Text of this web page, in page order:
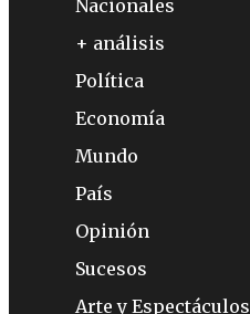
Nacionales
+ análisis
Política
Economía
Mundo
País
Opinión
Sucesos
Arte y Espectáculos